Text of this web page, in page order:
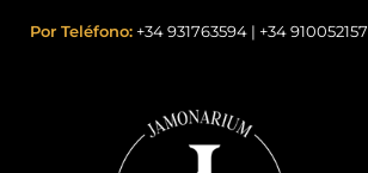
Por Teléfono: +34 931763594 | +34 910052157